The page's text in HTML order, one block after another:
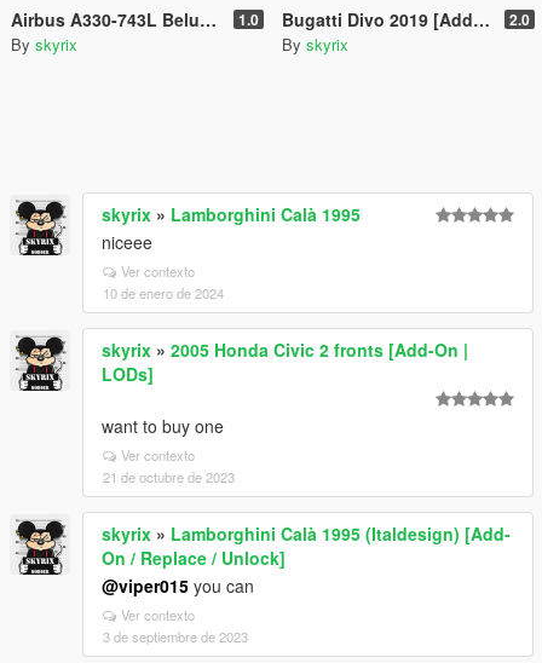
Airbus A330-743L Beluga XL [Add-On] 1.0
By skyrix
Bugatti Divo 2019 [Add-On / Auto Spoiler] 2.0
By skyrix
skyrix » Lamborghini Calà 1995
niceee
Ver contexto
10 de enero de 2024
skyrix » 2005 Honda Civic 2 fronts [Add-On |
LODs]
want to buy one
Ver contexto
21 de octubre de 2023
skyrix » Lamborghini Calà 1995 (Italdesign) [Add-
On / Replace / Unlock]
@viper015 you can
Ver contexto
3 de septiembre de 2023